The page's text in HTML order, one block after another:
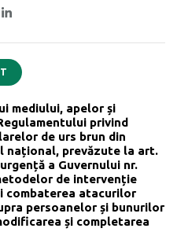
mediului, apelor și
privind
de urs brun din
național, prevăzute la art.
a Guvernului nr.
de intervenție
combaterea atacurilor
persoanelor și bunurilor
și completarea